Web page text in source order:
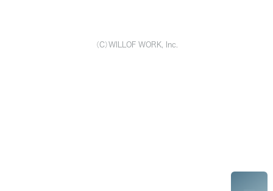
（C）WILLOF WORK, Inc.